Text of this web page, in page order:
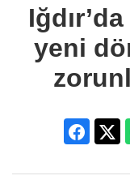
yeni